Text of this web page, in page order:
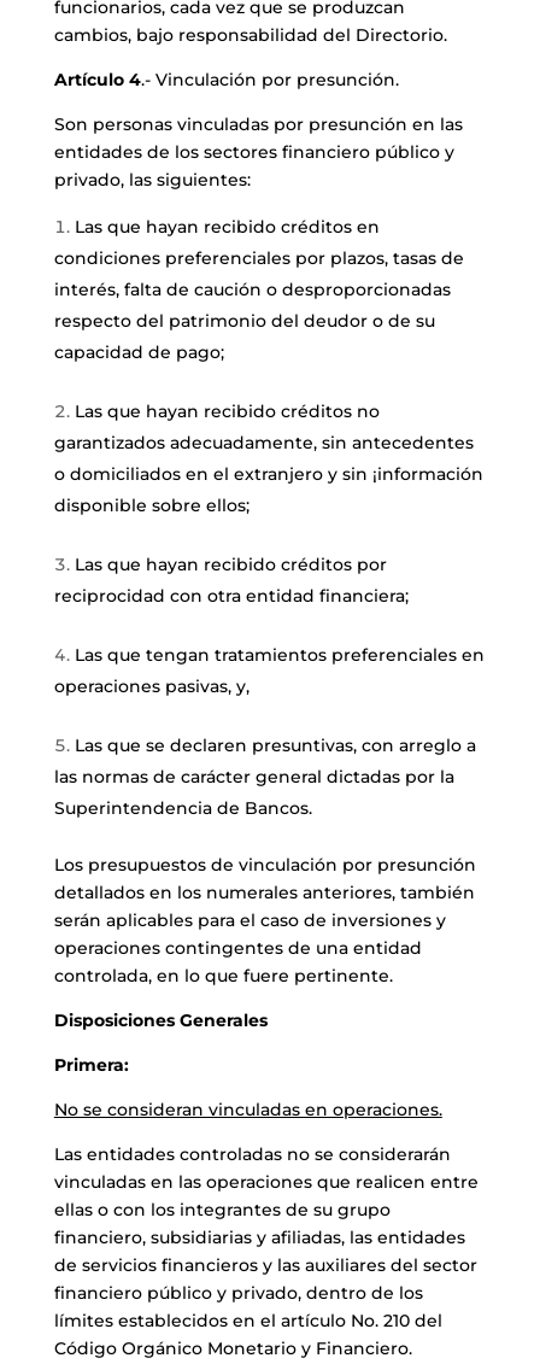
funcionarios, cada vez que se produzcan
cambios, bajo responsabilidad del Directorio.
Artículo 4.- Vinculación por presunción.
Son personas vinculadas por presunción en las
entidades de los sectores financiero público y
privado, las siguientes:
Las que hayan recibido créditos en
condiciones preferenciales por plazos, tasas de
interés, falta de caución o desproporcionadas
respecto del patrimonio del deudor o de su
capacidad de pago;
Las que hayan recibido créditos no
garantizados adecuadamente, sin antecedentes
o domiciliados en el extranjero y sin ¡información
disponible sobre ellos;
Las que hayan recibido créditos por
reciprocidad con otra entidad financiera;
Las que tengan tratamientos preferenciales en
operaciones pasivas, y,
Las que se declaren presuntivas, con arreglo a
las normas de carácter general dictadas por la
Superintendencia de Bancos.
Los presupuestos de vinculación por presunción
detallados en los numerales anteriores, también
serán aplicables para el caso de inversiones y
operaciones contingentes de una entidad
controlada, en lo que fuere pertinente.
Disposiciones Generales
Primera:
No se consideran vinculadas en operaciones.
Las entidades controladas no se considerarán
vinculadas en las operaciones que realicen entre
ellas o con los integrantes de su grupo
financiero, subsidiarias y afiliadas, las entidades
de servicios financieros y las auxiliares del sector
financiero público y privado, dentro de los
límites establecidos en el artículo No. 210 del
Código Orgánico Monetario y Financiero.